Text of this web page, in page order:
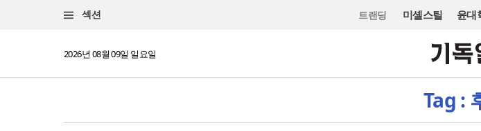
섹션 트랜딩 미셸스틸 윤대
2026년 08월 09일 일요일
Tag :